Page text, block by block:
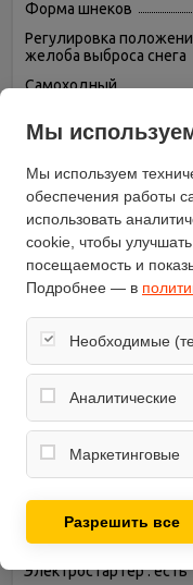
Форма шнеков
Регулировка
желоба выброса снега
Самоходный
Высота захвата снега
Дальность выброса
Диаметр колес (")
снега
модель
Описание
Снегоуборщик
Тип двигателя :
Мощность двигателя
Количество передач :
Самоходный : есть
Электростартер : есть
Мы
Мы используем
обеспечения работы
использовать
cookie, чтобы
посещаемость и
Подробнее — в
Необходимые
Обеспечивают
заказа, корзина, вход
Аналитические
Собирают
использовании сайта
Маркетинговые
предложений на
Разрешить все